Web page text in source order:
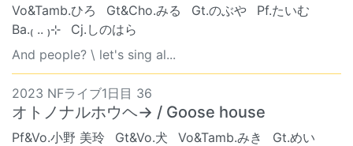
Vo&Tamb.ひろ Gt&Cho.みる Gt.のぶや
Pf.たいむ
Ba.₍ .. ₎⊹
Cj.しのはら
And people? \ let's sing al...
2023 NFライブ1日目 36
オトノナルホウヘ→ / Goose house
Pf&Vo.小野 美玲 Gt&Vo.犬 Vo&Tamb.みき
Gt.めい